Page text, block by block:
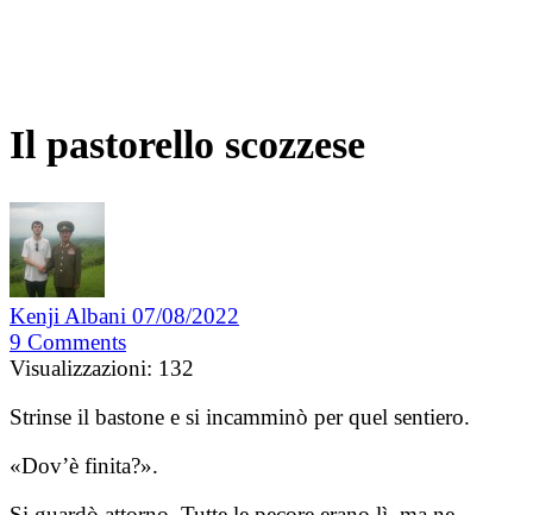
Il pastorello scozzese
Kenji Albani 07/08/2022
9 Comments
Visualizzazioni: 132
Strinse il bastone e si incamminò per quel sentiero.
«Dov’è finita?».